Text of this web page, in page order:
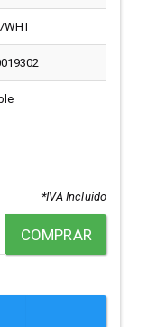
*IVA Incluido
COMPRAR